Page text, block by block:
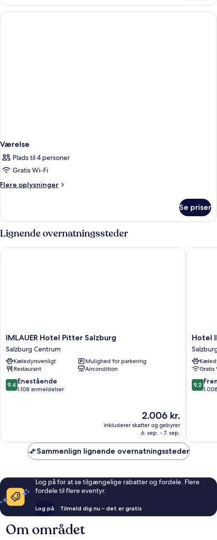
Værelse
Plads til 4 personer
Gratis Wi-Fi
Flere oplysninger
Flere
Se priser
Lignende overnatningssteder
IMLAUER
Hotel
Pitter
Salzburg
Salzburg
Centrum
IMLAUER Hotel Pitter Salzburg
Salzburg Centrum
Kæledyrsvenligt
Mulighed for parkering
Restaurant
Aircondition
9.4
ud
9,4 Enestående
1.108 anmeldelser
Prisen
er
2.006 kr.
2.006 kr.
inkluderer skatter og gebyrer
6. sep. - 7. sep.
IMLAUER Hotel Pitter Salzburg
Hotel
&
Bräu
Hotel
Gratis
9.2
ud
9,2
Hotel
Sammenlign lignende overnatningssteder
Log på for at se tilgængelige rabatter og fordele. Flere
fordele til flere eventyr.
Log på Tilmeld dig nu – det er gratis
Om området